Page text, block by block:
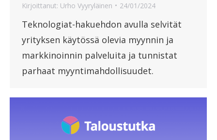
Kirjoittanut: Urho Vyyryläinen 24/01/2024
Teknologiat-hakuehdon avulla selvität
yrityksen käytössä olevia myynnin ja
markkinoinnin palveluita ja tunnistat
parhaat myyntimahdollisuudet.